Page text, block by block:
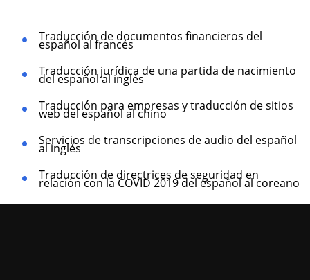
Traducción de documentos financieros del
español al francés
Traducción jurídica de una partida de nacimiento
del español al inglés
Traducción para empresas y traducción de sitios
web del español al chino
Servicios de transcripciones de audio del español
al inglés
Traducción de directrices de seguridad en
relación con la COVID 2019 del español al coreano